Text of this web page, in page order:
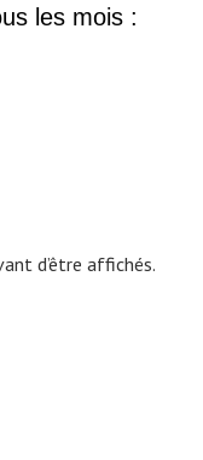
les mois :
d’être affichés.